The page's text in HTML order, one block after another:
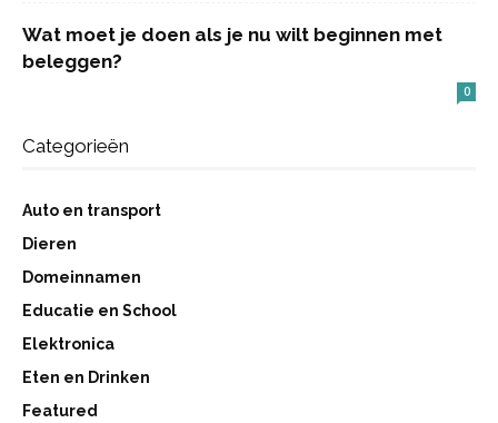
Wat moet je doen als je nu wilt beginnen met
beleggen?
0
Categorieën
Auto en transport
Dieren
Domeinnamen
Educatie en School
Elektronica
Eten en Drinken
Featured